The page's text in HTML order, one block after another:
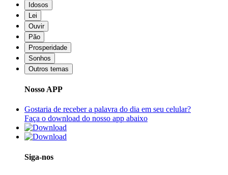
Idosos
Lei
Ouvir
Pão
Prosperidade
Sonhos
Outros temas
Nosso APP
Gostaria de receber a palavra do dia em seu celular?
Faça o download do nosso app abaixo
Siga-nos